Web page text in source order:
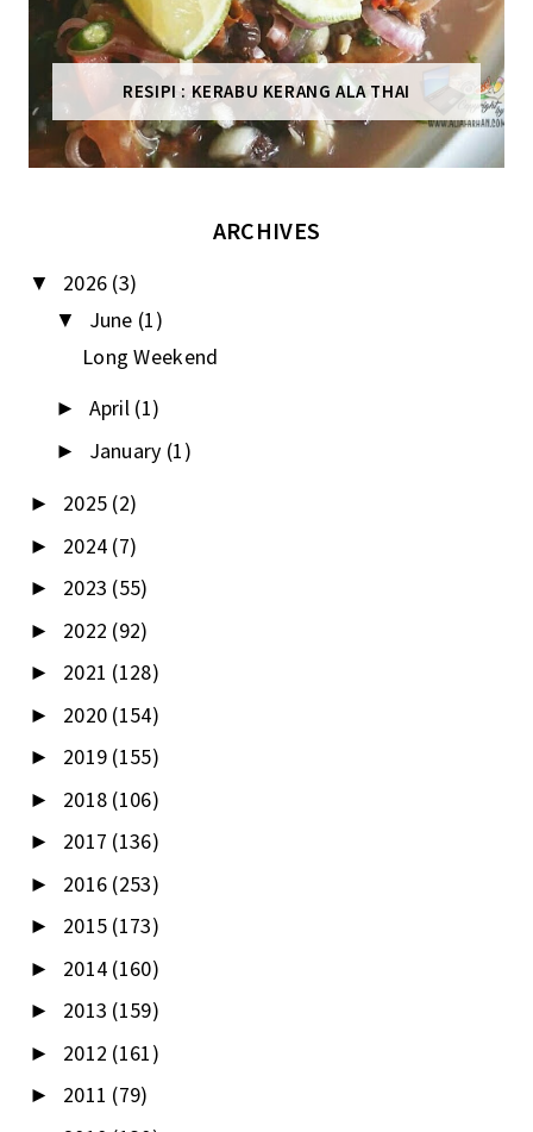
RESIPI : KERABU KERANG ALA THAI
ARCHIVES
▼ 2026 (3)
▼ June (1)
Long Weekend
► April (1)
► January (1)
► 2025 (2)
► 2024 (7)
► 2023 (55)
► 2022 (92)
► 2021 (128)
► 2020 (154)
► 2019 (155)
► 2018 (106)
► 2017 (136)
► 2016 (253)
► 2015 (173)
► 2014 (160)
► 2013 (159)
► 2012 (161)
► 2011 (79)